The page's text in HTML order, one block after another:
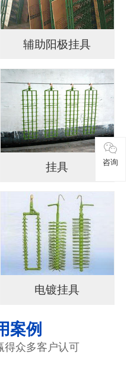
辅助阳极挂具
挂具
电镀挂具
案例
得众多客户认可
咨询